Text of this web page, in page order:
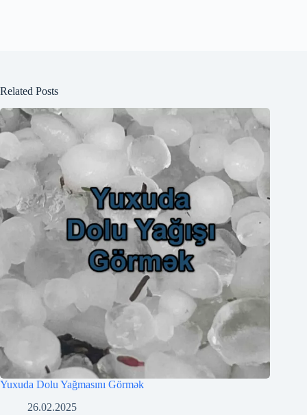
Related Posts
Yuxuda Dolu Yağmasını Görmək
26.02.2025